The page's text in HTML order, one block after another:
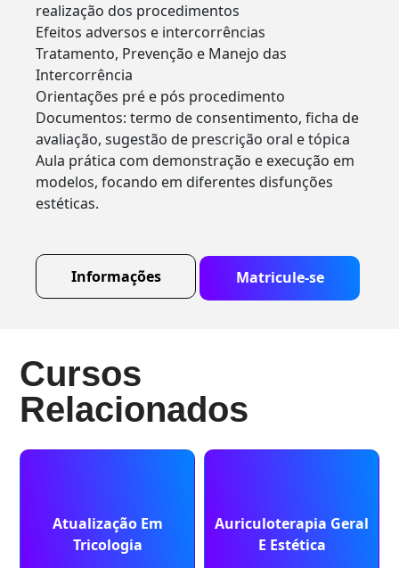
realização dos procedimentos
Efeitos adversos e intercorrências
Tratamento, Prevenção e Manejo das
Intercorrência
Orientações pré e pós procedimento
Documentos: termo de consentimento, ficha de
avaliação, sugestão de prescrição oral e tópica
Aula prática com demonstração e execução em
modelos, focando em diferentes disfunções
estéticas.
Informações Matricule-se
Cursos
Relacionados
Atualização Em
Tricologia
Auriculoterapia Geral
E Estética